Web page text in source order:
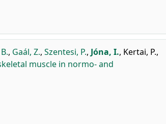
, Gaál, Z., Szentesi, P., Jóna, I., Kertai, P.,
muscle in normo- and